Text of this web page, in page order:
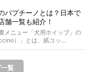
パプチーノとは？日本で
舗一覧も紹介！
メニュー「犬用ホイップ」の
）」とは、紙コッ...
覧